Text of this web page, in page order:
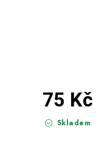
Skladem
75 Kč